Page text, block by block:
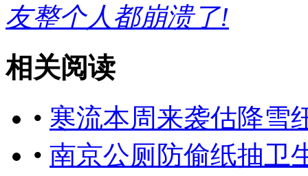
友整个人都崩溃了!
相关阅读
• 寒流本周来袭估降雪
• 南京公厕防偷纸抽卫